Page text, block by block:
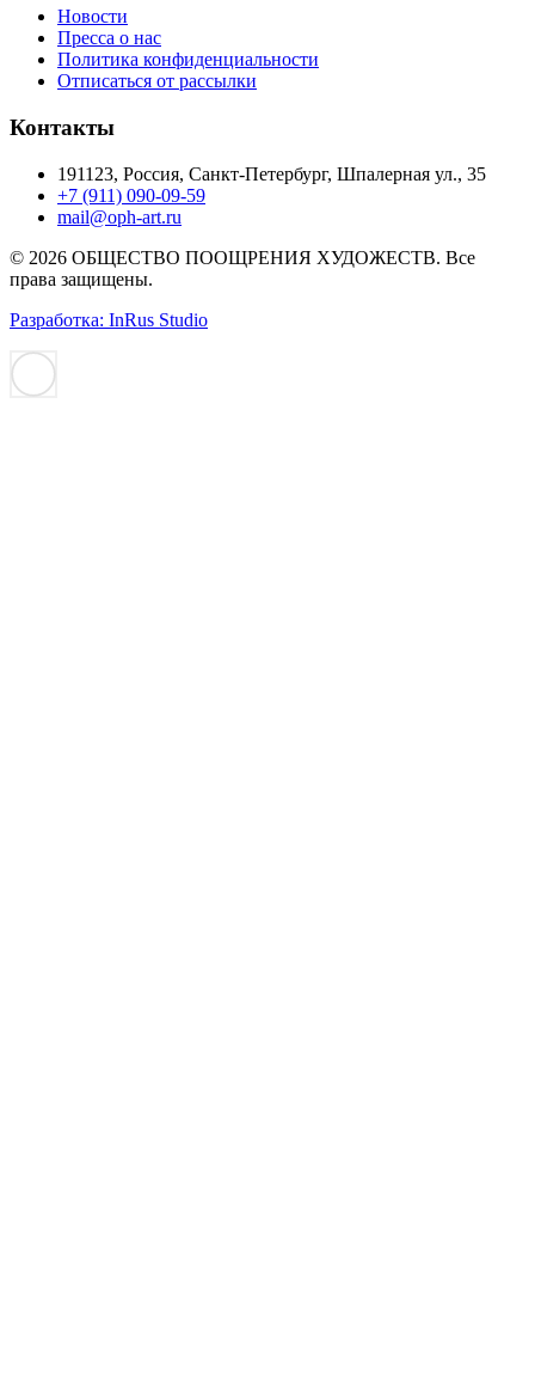
Новости
Пресса о нас
Политика конфиденциальности
Отписаться от рассылки
Контакты
191123, Россия, Санкт-Петербург, Шпалерная ул., 35
+7 (911) 090-09-59
mail@oph-art.ru
© 2026 ОБЩЕСТВО ПООЩРЕНИЯ ХУДОЖЕСТВ. Все
права защищены.
Разработка: InRus Studio